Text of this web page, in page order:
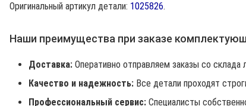
Оригинальный артикул детали: 1025826.
Наши преимущества при заказе
Доставка: Оперативно отправляем заказы со склада
Качество и надежность: Все детали проходят
Профессиональный сервис: Специалисты